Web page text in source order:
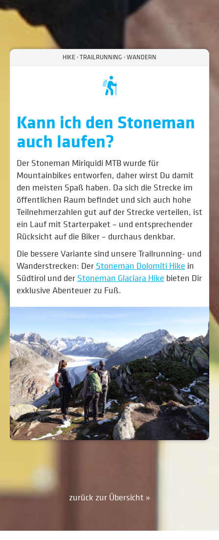
HIKE · TRAILRUNNING · WANDERN
Kann ich den Stoneman
auch laufen?
Der Stoneman Miriquidi MTB wurde für
Mountainbikes entworfen, daher wirst Du damit
den meisten Spaß haben. Da sich die Strecke im
öffentlichen Raum befindet und sich auch hohe
Teilnehmerzahlen gut auf der Strecke verteilen, ist
ein Lauf mit Starterpaket – und entsprechender
Rücksicht auf die Biker – durchaus denkbar.
Die bessere Variante sind unsere Trailrunning- und
Wanderstrecken: Der Stoneman Dolomiti Hike in
Südtirol und der Stoneman Glaciara Hike bieten Dir
exklusive Abenteuer zu Fuß.
zurück zur Übersicht »